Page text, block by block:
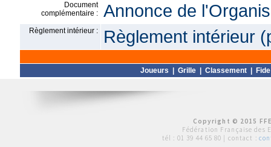
Document
complémentaire :
Annonce de
Règlement intérieur : Règlement intérieur
Joueurs Grille Classement Fide
Copyright © 2015
Fédération Française des
tél : 01 39 44 65 80 | contact :